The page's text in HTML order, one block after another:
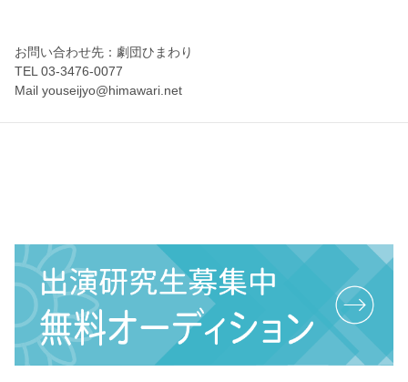
お問い合わせ先：劇団ひまわり
TEL 03-3476-0077
Mail youseijyo@himawari.net